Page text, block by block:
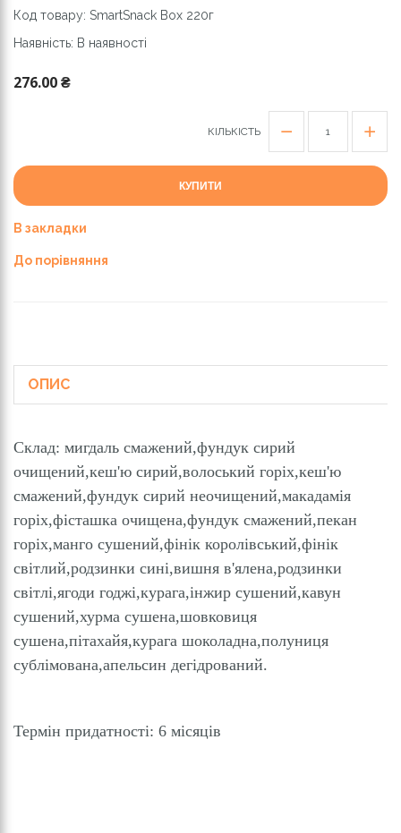
Код товару: SmartSnack Box 220г
Наявність: В наявності
276.00 ₴
КІЛЬКІСТЬ
КУПИТИ
В закладки
До порівняння
ОПИС
Склад: мигдаль смажений,фундук сирий
очищений,кеш'ю сирий,волоський горіх,кеш'ю
смажений,фундук сирий неочищений,макадамія
горіх,фісташка очищена,фундук смажений,пекан
горіх,манго сушений,фінік королівський,фінік
світлий,родзинки сині,вишня в'ялена,родзинки
світлі,ягоди годжі,курага,інжир сушений,кавун
сушений,хурма сушена,шовковиця
сушена,пітахайя,курага шоколадна,полуниця
сублімована,апельсин дегідрований.
Термін придатності: 6 місяців